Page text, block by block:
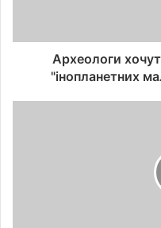
Археологи
"інопланетних